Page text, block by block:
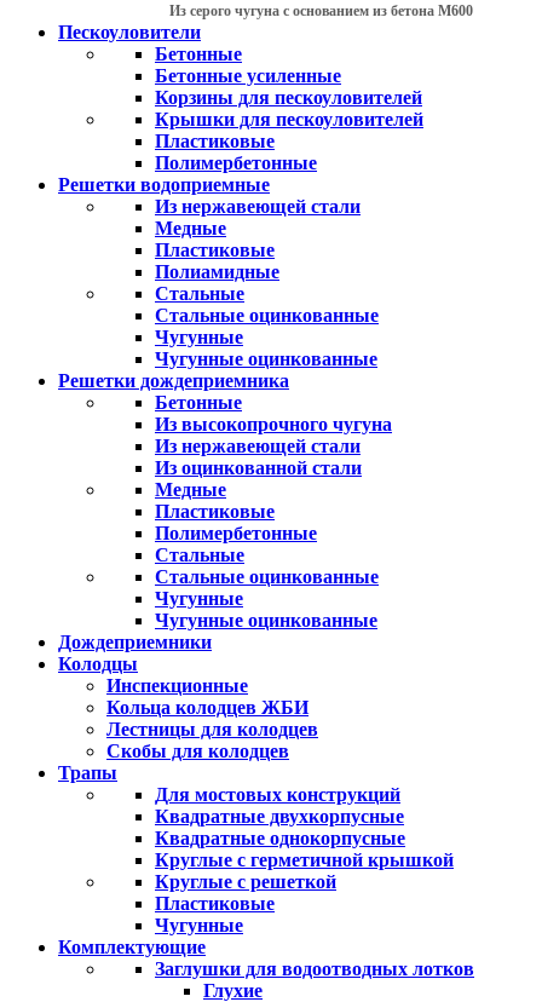
Из серого чугуна с основанием из бетона М600
Пескоуловители
Бетонные
Бетонные усиленные
Корзины для пескоуловителей
Крышки для пескоуловителей
Пластиковые
Полимербетонные
Решетки водоприемные
Из нержавеющей стали
Медные
Пластиковые
Полиамидные
Стальные
Стальные оцинкованные
Чугунные
Чугунные оцинкованные
Решетки дождеприемника
Бетонные
Из высокопрочного чугуна
Из нержавеющей стали
Из оцинкованной стали
Медные
Пластиковые
Полимербетонные
Стальные
Стальные оцинкованные
Чугунные
Чугунные оцинкованные
Дождеприемники
Колодцы
Инспекционные
Кольца колодцев ЖБИ
Лестницы для колодцев
Скобы для колодцев
Трапы
Для мостовых конструкций
Квадратные двухкорпусные
Квадратные однокорпусные
Круглые с герметичной крышкой
Круглые с решеткой
Пластиковые
Чугунные
Комплектующие
Заглушки для водоотводных лотков
Глухие